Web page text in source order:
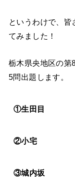
というわけで、皆
てみました！
栃木県央地区の第
5問出題します。
①生田目
②小宅
③城内坂